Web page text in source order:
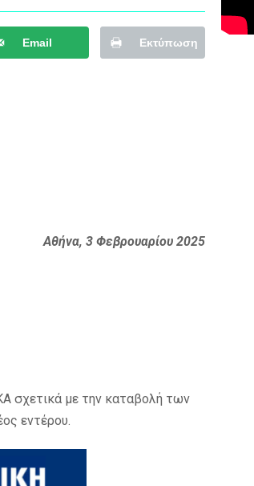
Email Εκτύπωση
Αθήνα, 3 Φεβρουαρίου 2025
σχετικά με την καταβολή των
εντέρου.